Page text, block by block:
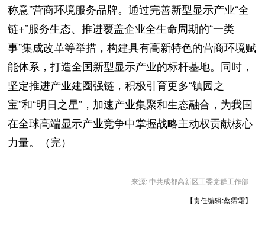
称意”营商环境服务品牌。通过完善新型显示产业“全
链+”服务生态、推进覆盖企业全生命周期的“一类
事”集成改革等举措，构建具有高新特色的营商环境赋
能体系，打造全国新型显示产业的标杆基地。同时，
坚定推进产业建圈强链，积极引育更多“镇园之
宝”和“明日之星”，加速产业集聚和生态融合，为我国
在全球高端显示产业竞争中掌握战略主动权贡献核心
力量。（完）
来源: 中共成都高新区工委党群工作部
【责任编辑:蔡霈霜】